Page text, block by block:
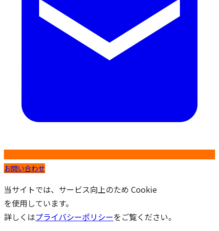
お問い合わせ
当サイトでは、サービス向上のため Cookie
を使用しています。
詳しくはプライバシーポリシーをご覧ください。